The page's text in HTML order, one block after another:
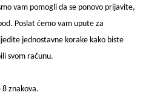
vam pomogli da se ponovo prijavite,
Poslat ćemo vam upute za
jednostavne korake kako biste
svom računu.
znakova.